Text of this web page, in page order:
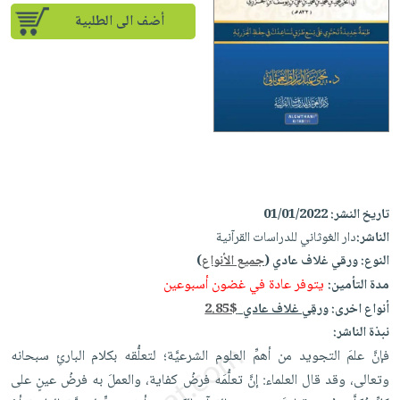
إختياراتنا
كتب
أكاديمية
صندوق
iKitab
يتكرر
iKitab
على
Android
تحميل
iKitab
على
Apple
أسئلة
يتكرر
تحميل
masmu3
على
masmu3
على
Apple
المواضيع
وسائل
تعليمية
جوائز
تعليمية
جديد
أجهزة
العناية
الشخصية
العناية
وتصفيف
الشعر
العناية
بالجسم
المطبخ
والسفرة
الكل
أواني
الطهي
أدوات
متجر
الهدايا
أقسام
أضف الى الطلبية
تاريخ النشر:01/01/2022
الناشر:دار الغوثاني للدراسات القرآنية
النوع:ورقي غلاف عادي (جميع الأنواع)
مدة التأمين:يتوفر عادة في غضون أسبوعين
أنواع اخرى:ورقي غلاف عادي2.85$
نبذة الناشر:
فإنَّ علمَ التجويد من أهمِّ العلوم الشرعيَّة؛ لتعلُّقه بكلام البارئِ سبحانه
وتعالى، وقد قال العلماء: إنَّ تعلُّمَه ‏فرضُ كفاية، والعملَ به فرضُ عينٍ على